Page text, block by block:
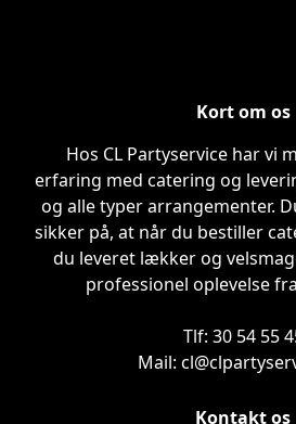
Kort om os
Hos CL Partyservice har vi
erfaring med catering og
og alle typer arrangementer.
sikker på, at når du bestiller
du leveret lækker og
professionel oplevelse
Tlf: 30 54 55
Mail:
Kontakt os